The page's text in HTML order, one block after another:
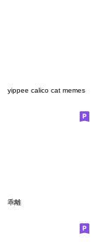
yippee calico cat memes
乖離